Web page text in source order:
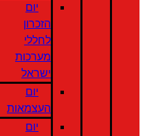
יום
הזכרון
לחללי
מערכות
ישראל
יום
העצמאות
יום